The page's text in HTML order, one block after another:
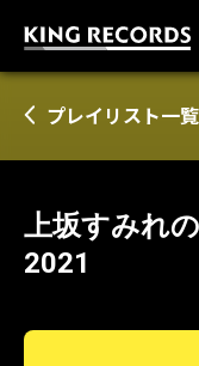
プレイリスト一
上坂すみれ
2021